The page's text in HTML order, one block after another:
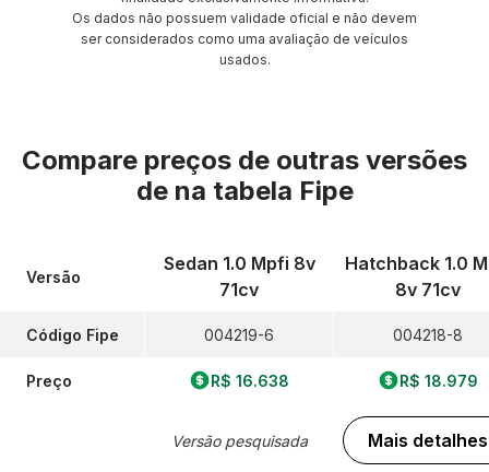
Os dados não possuem validade oficial e não devem
ser considerados como uma avaliação de veículos
usados.
Compare preços de outras versões
de na tabela Fipe
Versão
Código Fipe
Preço
Sedan 1.0 Mpfi 8v
71cv
004219-6
R$ 16.638
Versão pesquisada
Hatchback 1.0
8v 71cv
004218-8
R$ 18.979
Mais detalhes